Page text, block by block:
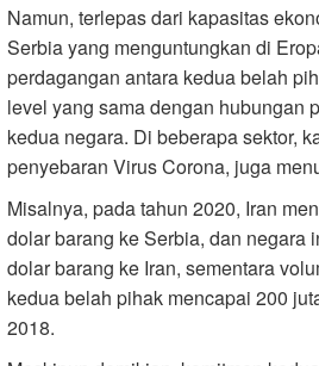
Namun, terlepas dari kapasitas
Serbia yang menguntungkan di
perdagangan antara kedua belah
level yang sama dengan hubungan
kedua negara. Di beberapa sektor,
penyebaran Virus Corona, juga
Misalnya, pada tahun 2020, Iran
dolar barang ke Serbia, dan negara
dolar barang ke Iran, sementara
kedua belah pihak mencapai 200
2018.